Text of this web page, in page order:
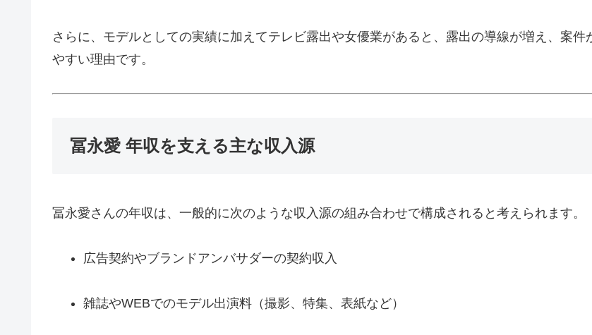
さらに、モデルとしての実績に加えてテレビ露出や女優業があると、露出の導線が増え、案
やすい理由です。
冨永愛 年収を支える主な収入源
冨永愛さんの年収は、一般的に次のような収入源の組み合わせで構成されると考えられます。
広告契約やブランドアンバサダーの契約収入
雑誌やWEBでのモデル出演料（撮影、特集、表紙など）